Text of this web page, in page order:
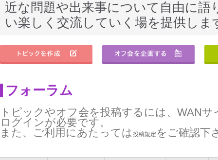
近な問題や出来事について自由に
い楽しく交流していく場を提供しま
フォーラム
トピックやオフ会を投稿するには、WAN
ログインが必要です。
また、ご利用にあたっては 投稿規定 をご確認下